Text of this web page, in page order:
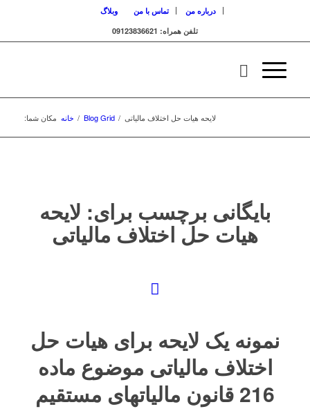
درباره من تماس با من
وبلاگ
تلفن همراه: 09123836621
مکان شما: خانه / Blog Grid / لایحه هیات حل اختلاف مالیاتی
بایگانی برچسب برای: لایحه
هیات حل اختلاف مالیاتی
نمونه یک لایحه برای هیات حل
اختلاف مالیاتی موضوع ماده
216 قانون مالیاتهای مستقیم